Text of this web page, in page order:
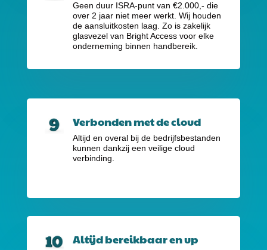
Geen duur ISRA-punt van €2.000,- die
over 2 jaar niet meer werkt. Wij houden
de aansluitkosten laag. Zo is zakelijk
glasvezel van Bright Access voor elke
onderneming binnen handbereik.
Verbonden met de cloud
Altijd en overal bij de bedrijfsbestanden
kunnen dankzij een veilige cloud
verbinding.
Altijd bereikbaar en up